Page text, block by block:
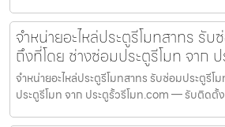
จำหน่ายอะไหล่ประตูรีโมทสาทร รั
ถึงที่โดย ช่างซ่อมประตูรีโมท จาก
จำหน่ายอะไหล่ประตูรีโมทสาทร รับซ่อมประตูรี
ประตูรีโมท จาก ประตูรั้วรีโมท.com — รับติดตั้